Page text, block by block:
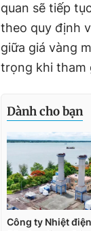
quan sẽ tiếp
theo quy định
giữa giá vàng
trọng khi tham